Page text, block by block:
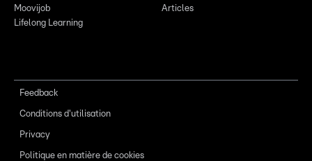
Moovijob
Lifelong Learning
Articles
Feedback
Conditions d'utilisation
Privacy
Politique en matière de cookies